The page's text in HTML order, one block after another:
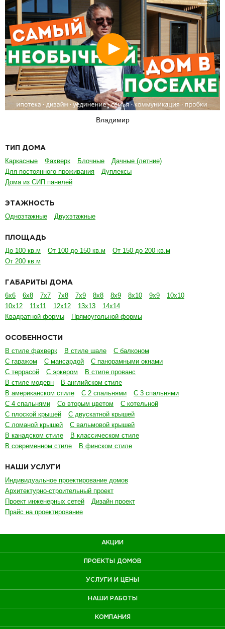
Смотреть
Владимир
ТИП ДОМА
Каркасные Фахверк Блочные
Дачные (летние)
Для постоянного проживания
Дуплексы
Дома из СИП панелей
ЭТАЖНОСТЬ
Одноэтажные Двухэтажные
ПЛОЩАДЬ
До 100 кв.м От 100 до 150 кв.м
От 150 до 200 кв.м
От 200 кв.м
ГАБАРИТЫ ДОМА
6х6 6х8 7х7 7х8 7х9 8х8 8х9 8х10 9х9
10х10
10х12
11х11 12х12 13х13
14х14
Квадратной формы
Прямоугольной формы
ОСОБЕННОСТИ
В стиле фахверк В стиле шале
С балконом
С гаражом
С мансардой
С панорамными окнами
С террасой
С эркером
В стиле прованс
В стиле модерн
В английском стиле
В американском стиле
С 2 спальнями
С 3 спальнями
С 4 спальнями
Со вторым цветом
С котельной
С плоской крышей
С двускатной крышей
С ломаной крышей
С вальмовой крышей
В канадском стиле
В классическом стиле
В современном стиле
В финском стиле
НАШИ УСЛУГИ
Индивидуальное проектирование домов
Архитектурно-строительный проект
Проект инженерных сетей
Дизайн проект
Прайс на проектирование
АКЦИИ
ПРОЕКТЫ ДОМОВ
УСЛУГИ И ЦЕНЫ
НАШИ РАБОТЫ
КОМПАНИЯ